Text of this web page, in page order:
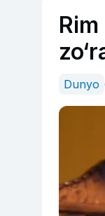
Dunyo